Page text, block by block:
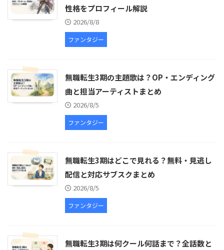
性格をプロフィール解説
2026/8/8
ファンタジー
無職転生3期の主題歌は？OP・エンディング
曲と担当アーティストまとめ
2026/8/5
ファンタジー
無職転生3期はどこで見れる？無料・見逃し
配信と対応サブスクまとめ
2026/8/5
ファンタジー
無職転生3期は何クール何話まで？全話数と